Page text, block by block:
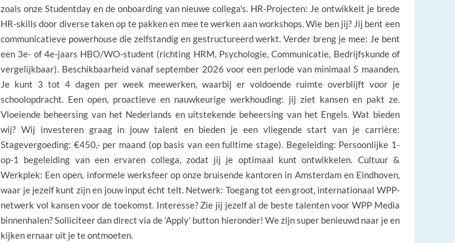
zoals onze Studentday en de onboarding van nieuwe collega's. HR-Projecten: Je ontwikkelt je brede
HR-skills door diverse taken op te pakken en mee te werken aan workshops. Wie ben jij? Jij bent een
communicatieve powerhouse die zelfstandig en gestructureerd werkt. Verder breng je mee: Je bent
een 3e- of 4e-jaars HBO/WO-student (richting HRM, Psychologie, Communicatie, Bedrijfskunde of
vergelijkbaar). Beschikbaarheid vanaf september 2026 voor een periode van minimaal 5 maanden.
Je kunt 3 tot 4 dagen per week meewerken, waarbij er voldoende ruimte overblijft voor je
schoolopdracht. Een open, proactieve en nauwkeurige werkhouding: jij ziet kansen en pakt ze.
Vloeiende beheersing van het Nederlands en uitstekende beheersing van het Engels. Wat bieden
wij? Wij investeren graag in jouw talent en bieden je een vliegende start van je carrière:
Stagevergoeding: €450,- per maand (op basis van een fulltime stage). Begeleiding: Persoonlijke 1-
op-1 begeleiding van een ervaren collega, zodat jij je optimaal kunt ontwikkelen. Cultuur &
Werkplek: Een open, informele werksfeer op onze bruisende kantoren in Amsterdam en Eindhoven,
waar je jezelf kunt zijn en jouw input écht telt. Netwerk: Toegang tot een groot, internationaal WPP-
netwerk vol kansen voor de toekomst. Interesse? Zie jij jezelf al de beste talenten voor WPP Media
binnenhalen? Solliciteer dan direct via de 'Apply' button hieronder! We zijn super benieuwd naar je en
kijken ernaar uit je te ontmoeten.